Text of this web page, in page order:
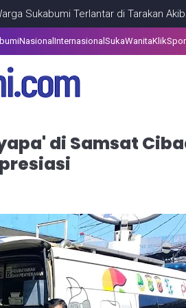
Terlantar di Tarakan Akibat Diduga
Nasional Internasional SukaWanita
di Samsat